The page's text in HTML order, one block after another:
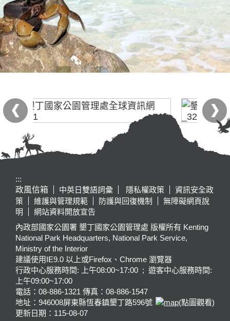
:::
政風信箱
中英日雙語詞彙 隱私權政策
資訊安全政
策
維護與管理規範 防護與回復機制
無障礙網頁說
明
網站資料開放宣告
內政部國家公園署 墾丁國家公園管理處 版權所有 Kenting
National Park Headquarters, National Park Service,
Ministry of the Interior
建議使用IE9.0 以上或Firefox、Chrome 瀏覽器
行政中心服務時間: 上午08:00~17:00 ; 遊客中心服務時間:
上午09:00~17:00
電話：08-886-1321 傳真：08-886-1547
地址：946008屏東縣恆春鎮墾丁路596號
(點圖觀看)
更新日期： 115-08-07